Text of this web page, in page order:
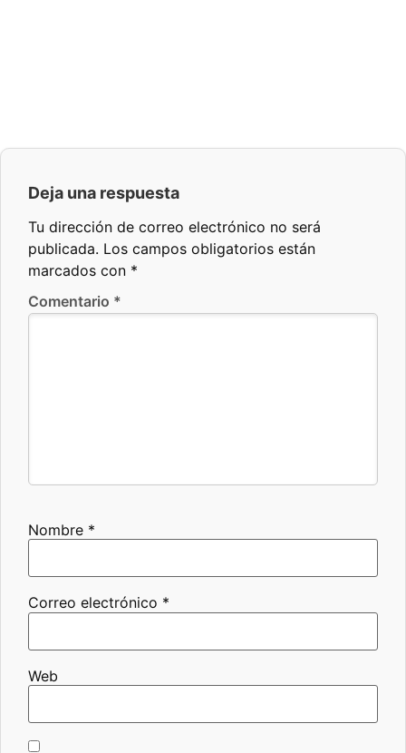
Deja una respuesta
Tu dirección de correo electrónico no será
publicada. Los campos obligatorios están
marcados con *
Comentario *
Nombre *
Correo electrónico *
Web